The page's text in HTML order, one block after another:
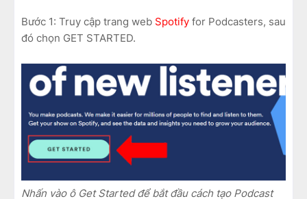
Bước 1: Truy cập trang web Spotify for Podcasters, sau
đó chọn GET STARTED.
Nhấn vào ô Get Started để bắt đầu cách tạo Podcast